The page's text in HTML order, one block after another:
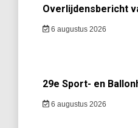
Overlijdensbericht
6 augustus 2026
29e Sport- en
6 augustus 2026